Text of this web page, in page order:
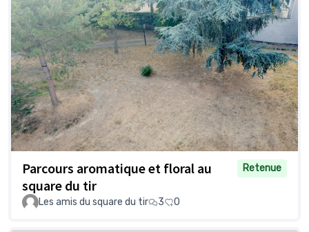
Parcours aromatique et floral au
square du tir
Retenue
Les amis du square du tir 3 0